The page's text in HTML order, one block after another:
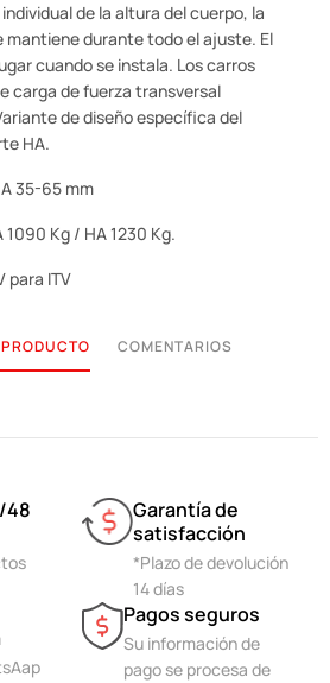
de la altura del cuerpo, la
mantiene durante todo el ajuste. El
cuando se instala. Los carros
carga de fuerza transversal
de diseño específica del
HA.
35-65 mm
Kg / HA 1230 Kg.
para ITV
COMENTARIOS
48
Garantía de
satisfacción
*Plazo de devolución
14 días
Pagos seguros
Su información de
pago se procesa de